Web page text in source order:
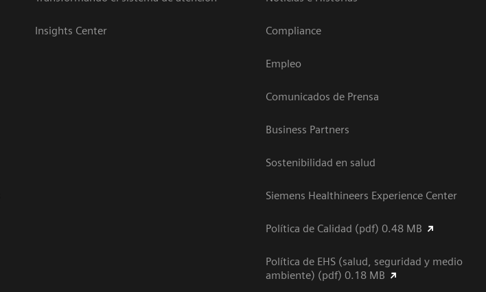
Insights Center Compliance
Empleo
Comunicados de Prensa
Business Partners
Sostenibilidad en salud
Siemens Healthineers Experience Center
Política de Calidad (pdf) 0.48 MB
Política de EHS (salud, seguridad y medio
ambiente) (pdf) 0.18 MB